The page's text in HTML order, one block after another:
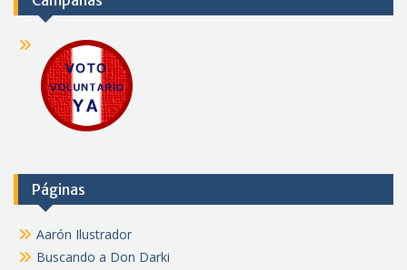
Páginas
Aarón Ilustrador
Buscando a Don Darki